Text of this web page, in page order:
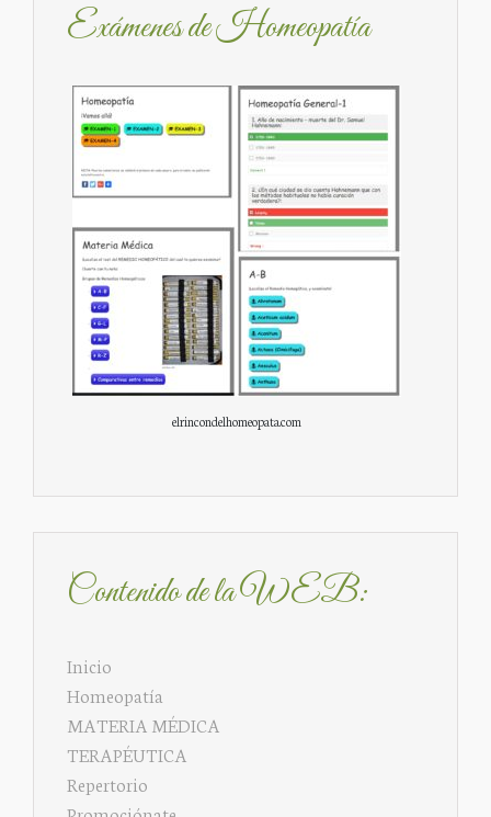
Exámenes de Homeopatía
elrincondelhomeopata.com
Contenido de la WEB:
Inicio
Homeopatía
MATERIA MÉDICA
TERAPÉUTICA
Repertorio